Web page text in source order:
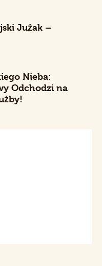
Jużak –
Nieba:
Odchodzi na